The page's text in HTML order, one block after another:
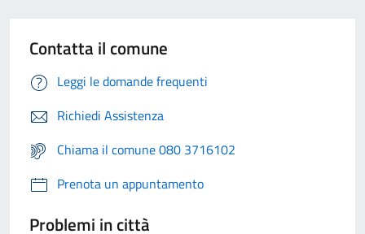
Contatta il comune
Leggi le domande frequenti
Richiedi Assistenza
Chiama il comune 080 3716102
Prenota un appuntamento
Problemi in città